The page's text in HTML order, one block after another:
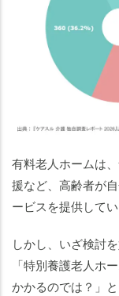
有料老人ホームは
援など、高齢者が
ービスを提供してい
しかし、いざ検討
「特別養護老人ホ
かかるのでは？」
の
5
つ
ッ
プ
有
料
人
ホ
ー